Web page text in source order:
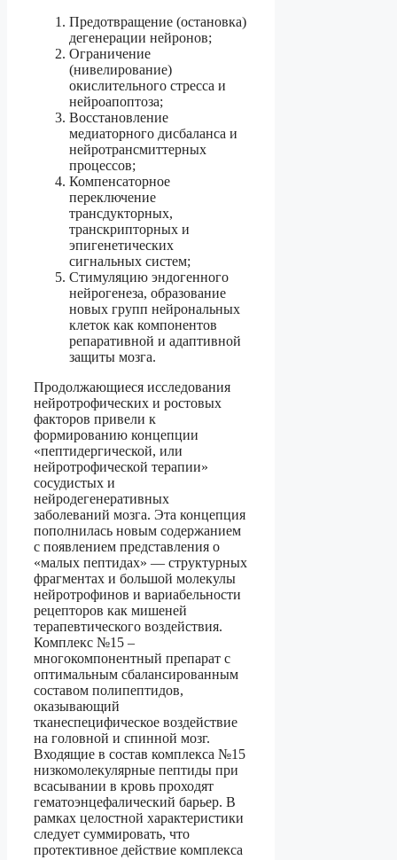
Предотвращение (остановка)
дегенерации нейронов;
Ограничение
(нивелирование)
окислительного стресса и
нейроапоптоза;
Восстановление
медиаторного дисбаланса и
нейротрансмиттерных
процессов;
Компенсаторное
переключение
трансдукторных,
транскрипторных и
эпигенетических
сигнальных систем;
Стимуляцию эндогенного
нейрогенеза, образование
новых групп нейрональных
клеток как компонентов
репаративной и адаптивной
защиты мозга.
Продолжающиеся исследования
нейротрофических и ростовых
факторов привели к
формированию концепции
«пептидергической, или
нейротрофической терапии»
сосудистых и
нейродегенеративных
заболеваний мозга. Эта концепция
пополнилась новым содержанием
с появлением представления о
«малых пептидах» — структурных
фрагментах и большой молекулы
нейротрофинов и вариабельности
рецепторов как мишеней
терапевтического воздействия.
Комплекс №15 –
многокомпонентный препарат с
оптимальным сбалансированным
составом полипептидов,
оказывающий
тканеспецифическое воздействие
на головной и спинной мозг.
Входящие в состав комплекса №15
низкомолекулярные пептиды при
всасывании в кровь проходят
гематоэнцефалический барьер. В
рамках целостной характеристики
следует суммировать, что
протективное действие комплекса